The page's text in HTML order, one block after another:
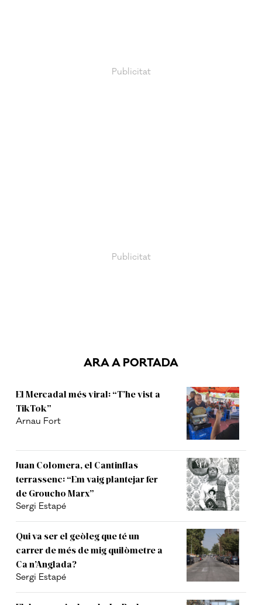
ARA A PORTADA
El Mercadal més viral: “T’he vist a
TikTok”
Arnau Fort
Juan Colomera, el Cantinflas
terrassenc: “Em vaig plantejar fer
de Groucho Marx”
Sergi Estapé
Qui va ser el geòleg que té un
carrer de més de mig quilòmetre a
Ca n’Anglada?
Sergi Estapé